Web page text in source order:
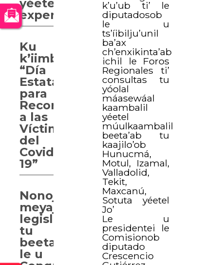
k’u’ub ti’ le
diputadosob
le u
ts’íibilju’unil
ba’ax
ch’enxikinta’ab
ichil le Foros
Regionales ti’
consultas tu
yóolal
máasewáal
kaambalil
yéetel
múulkaambalil
beeta’ab tu
kaajilo’ob
Hunucmá,
Motul, Izamal,
Valladolid,
Tekit,
Maxcanú,
Sotuta yéetel
Jo’
Le u
presidentei le
Comisionob
diputado
Crescencio
yéetel
expertos
Ku
k’iimbesa’al
“Día
Estatal
para
Recordar
a las
Víctimas
del
Covid-
19”
Nonoj
meyajil
legislativos
tu
beetaj
le u